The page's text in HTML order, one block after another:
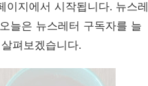
이지에서 시작됩니다. 뉴스레
늘은 뉴스레터 구독자를 늘
펴보겠습니다.